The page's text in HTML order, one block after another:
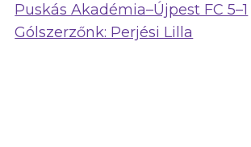
Puskás Akadémia–Újpest FC 5–1
Gólszerzőnk: Perjési Lilla